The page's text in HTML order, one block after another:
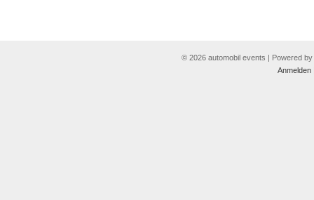
© 2026 automobil events | Powered by
Anmelden|